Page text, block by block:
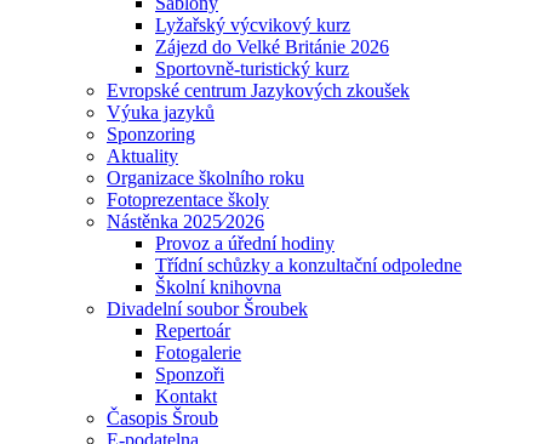
Lyžařský výcvikový kurz
Zájezd do Velké Británie 2026
Sportovně-turistický kurz
Evropské centrum Jazykových zkoušek
Výuka jazyků
Sponzoring
Aktuality
Organizace školního roku
Fotoprezentace školy
Nástěnka 2025⁄2026
Provoz a úřední hodiny
Třídní schůzky a konzultační odpoledne
Školní knihovna
Divadelní soubor Šroubek
Repertoár
Fotogalerie
Sponzoři
Kontakt
Časopis Šroub
E-podatelna